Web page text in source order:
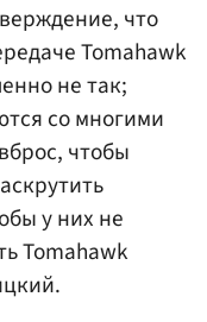
что
Tomahawk
не так;
со многими
чтобы
у них не
Tomahawk